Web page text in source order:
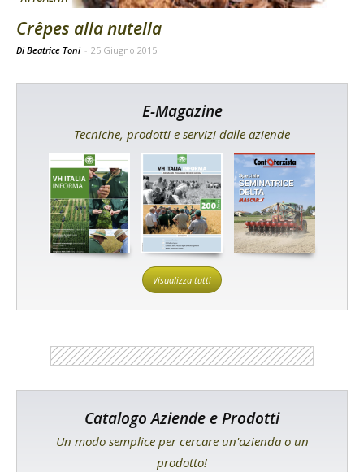
Crêpes alla nutella
Di Beatrice Toni - 25 Giugno 2015
E-Magazine
Tecniche, prodotti e servizi dalle aziende
Visualizza tutti
Catalogo Aziende e Prodotti
Un modo semplice per cercare un'azienda o un
prodotto!